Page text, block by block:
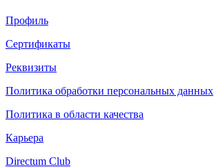
Профиль
Сертификаты
Реквизиты
Политика обработки персональных данных
Политика в области качества
Карьера
Directum Club